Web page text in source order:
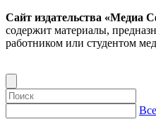
Сайт издательства «Медиа
содержит материалы,
работником или студентом